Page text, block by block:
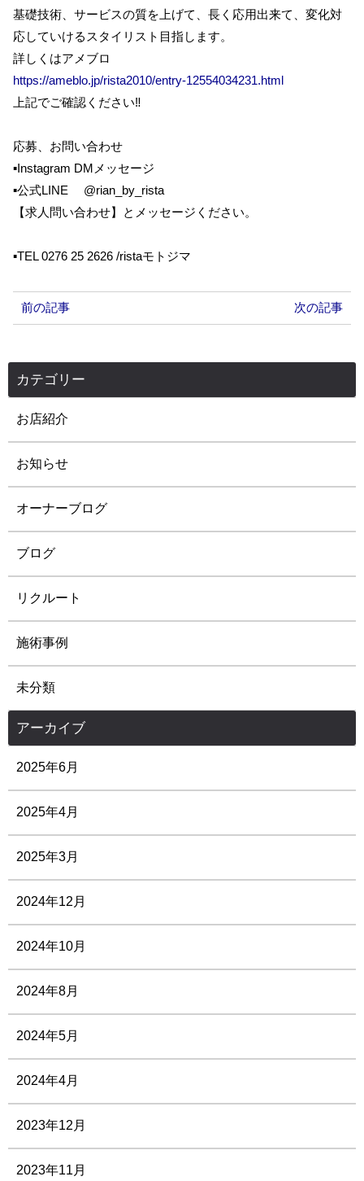
基礎技術、サービスの質を上げて、長く応用出来て、変化対
応していけるスタイリスト目指します。
詳しくはアメブロ
https://ameblo.jp/rista2010/entry-12554034231.html
上記でご確認ください‼︎
応募、お問い合わせ
▪︎Instagram DMメッセージ
▪︎公式LINE @rian_by_rista
【求人問い合わせ】とメッセージください。
▪︎TEL 0276 25 2626 /ristaモトジマ
前の記事 次の記事
カテゴリー
お店紹介
お知らせ
オーナーブログ
ブログ
リクルート
施術事例
未分類
アーカイブ
2025年6月
2025年4月
2025年3月
2024年12月
2024年10月
2024年8月
2024年5月
2024年4月
2023年12月
2023年11月